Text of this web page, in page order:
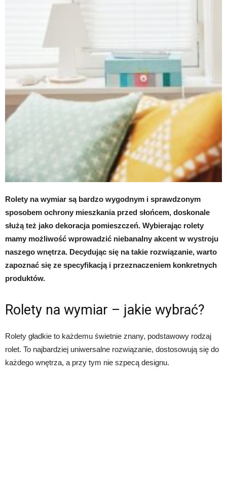
Rolety na wymiar są bardzo wygodnym i sprawdzonym
sposobem ochrony mieszkania przed słońcem, doskonale
służą też jako dekoracja pomieszczeń. Wybierając rolety
mamy możliwość wprowadzić niebanalny akcent w wystroju
naszego wnętrza. Decydując się na takie rozwiązanie, warto
zapoznać się ze specyfikacją i przeznaczeniem konkretnych
produktów.
Rolety na wymiar – jakie wybrać?
Rolety gładkie to każdemu świetnie znany, podstawowy rodzaj
rolet. To najbardziej uniwersalne rozwiązanie, dostosowują się do
każdego wnętrza, a przy tym nie szpecą designu.